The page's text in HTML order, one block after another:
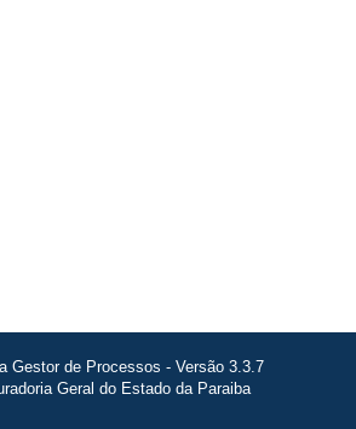
Gestor de Processos - Versão 3.3.7
Geral do Estado da Paraiba